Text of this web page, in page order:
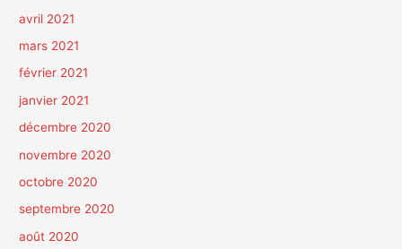
avril 2021
mars 2021
février 2021
janvier 2021
décembre 2020
novembre 2020
octobre 2020
septembre 2020
août 2020